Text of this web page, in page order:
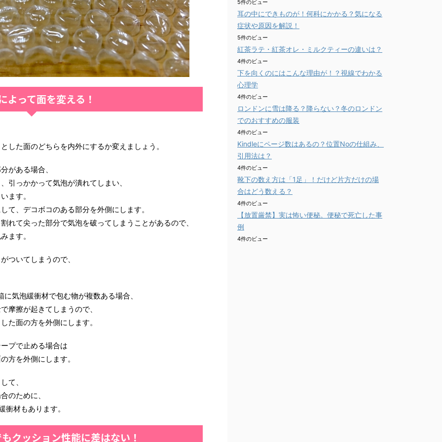
よって面を変える！
した面のどちらを内外にするか変えましょう。
がある場合、
引っかかって気泡が潰れてしまい、
ます。
て、デコボコのある部分を外側にします。
れて尖った部分で気泡を破ってしまうことがあるので、
ます。
ついてしまうので、
気泡緩衝材で包む物が複数ある場合、
摩擦が起きてしまうので、
た面の方を外側にします。
プで止める場合は
方を外側にします。
て、
のために、
材もあります。
クッション性能に差はない！
5件のビュー
耳の中にできものが！何科にかかる？気になる
症状や原因を解説！
5件のビュー
紅茶ラテ・紅茶オレ・ミルクティーの違いは？
4件のビュー
下を向くのにはこんな理由が！？視線でわかる
心理学
4件のビュー
ロンドンに雪は降る？降らない？冬のロンドン
でのおすすめの服装
4件のビュー
Kindleにページ数はあるの？位置Noの仕組み、
引用法は？
4件のビュー
靴下の数え方は「1足」！だけど片方だけの場
合はどう数える？
4件のビュー
【放置厳禁】実は怖い便秘。便秘で死亡した事
例
4件のビュー